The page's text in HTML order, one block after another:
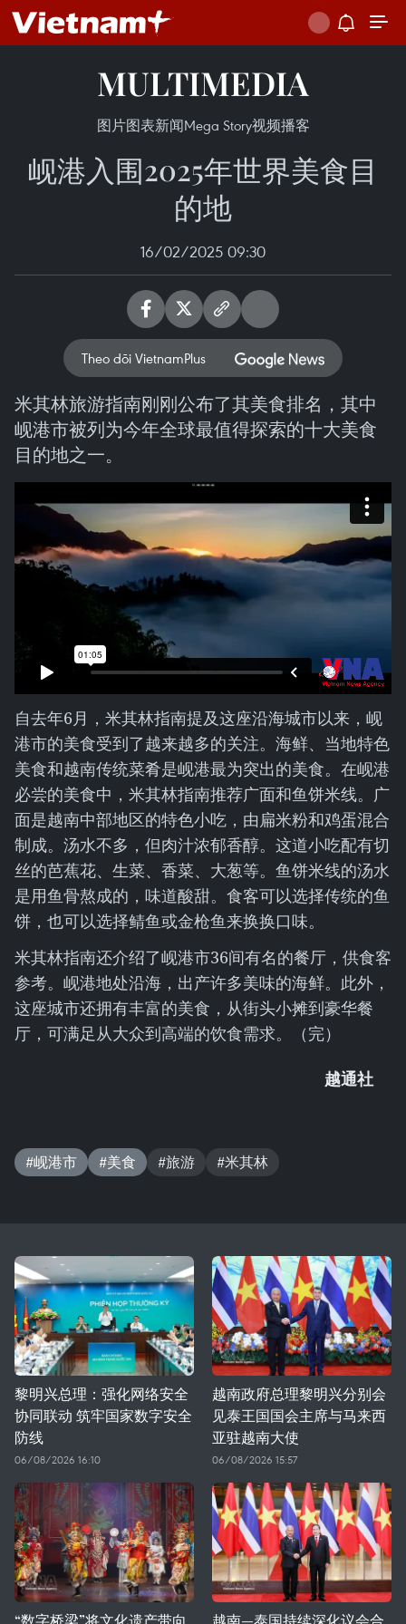
MULTIMEDIA
图片图表新闻Mega Story视频播客
岘港入围2025年世界美食目
的地
16/02/2025 09:30
Theo dõi VietnamPlus
米其林旅游指南刚刚公布了其美食排名，其中
岘港市被列为今年全球最值得探索的十大美食
目的地之一。
自去年6月，米其林指南提及这座沿海城市以来，岘
港市的美食受到了越来越多的关注。海鲜、当地特色
美食和越南传统菜肴是岘港最为突出的美食。在岘港
必尝的美食中，米其林指南推荐广面和鱼饼米线。广
面是越南中部地区的特色小吃，由扁米粉和鸡蛋混合
制成。汤水不多，但肉汁浓郁香醇。这道小吃配有切
丝的芭蕉花、生菜、香菜、大葱等。鱼饼米线的汤水
是用鱼骨熬成的，味道酸甜。食客可以选择传统的鱼
饼，也可以选择鲭鱼或金枪鱼来换换口味。
米其林指南还介绍了岘港市36间有名的餐厅，供食客
参考。岘港地处沿海，出产许多美味的海鲜。此外，
这座城市还拥有丰富的美食，从街头小摊到豪华餐
厅，可满足从大众到高端的饮食需求。（完）
越通社
#岘港市 #美食 #旅游 #米其林
黎明兴总理：强化网络安全
协同联动 筑牢国家数字安全
防线
06/08/2026 16:10
越南政府总理黎明兴分别会
见泰王国国会主席与马来西
亚驻越南大使
06/08/2026 15:57
“数字桥梁”将文化遗产带向 越南—泰国持续深化议会合